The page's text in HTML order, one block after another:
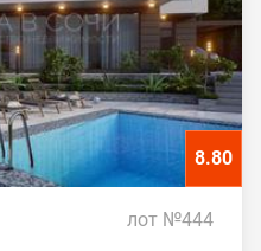
8.80
лот №444